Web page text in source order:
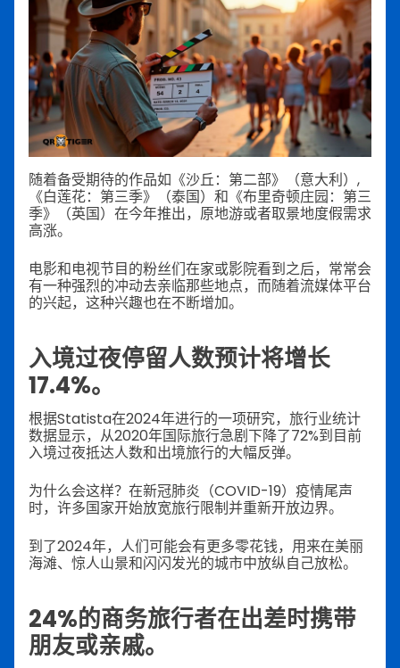
随着备受期待的作品如《沙丘：第二部》（意大利）,
《白莲花：第三季》（泰国）和《布里奇顿庄园：第三
季》（英国）在今年推出，原地游或者取景地度假需求
高涨。
电影和电视节目的粉丝们在家或影院看到之后，常常会
有一种强烈的冲动去亲临那些地点，而随着流媒体平台
的兴起，这种兴趣也在不断增加。
入境过夜停留人数预计将增长
17.4%。
根据Statista在2024年进行的一项研究，旅行业统计
数据显示，从2020年国际旅行急剧下降了72%到目前
入境过夜抵达人数和出境旅行的大幅反弹。
为什么会这样？在新冠肺炎（COVID-19）疫情尾声
时，许多国家开始放宽旅行限制并重新开放边界。
到了2024年，人们可能会有更多零花钱，用来在美丽
海滩、惊人山景和闪闪发光的城市中放纵自己放松。
24%的商务旅行者在出差时携带
朋友或亲戚。